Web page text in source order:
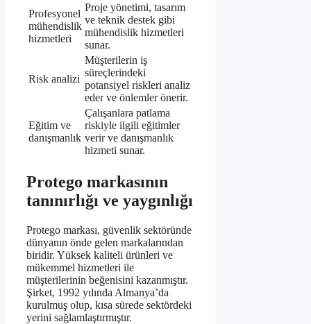
Profesyonel
mühendislik
hizmetleri
Proje yönetimi, tasarım
ve teknik destek gibi
mühendislik hizmetleri
sunar.
Risk analizi
Müşterilerin iş
süreçlerindeki
potansiyel riskleri analiz
eder ve önlemler önerir.
Eğitim ve
danışmanlık
Çalışanlara patlama
riskiyle ilgili eğitimler
verir ve danışmanlık
hizmeti sunar.
Protego markasının
tanınırlığı ve yaygınlığı
Protego markası, güvenlik sektöründe
dünyanın önde gelen markalarından
biridir. Yüksek kaliteli ürünleri ve
mükemmel hizmetleri ile
müşterilerinin beğenisini kazanmıştır.
Şirket, 1992 yılında Almanya’da
kurulmuş olup, kısa sürede sektördeki
yerini sağlamlaştırmıştır.